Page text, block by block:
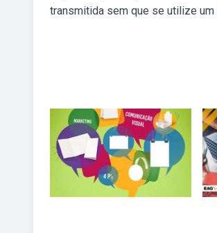
transmitida sem que se utilize um